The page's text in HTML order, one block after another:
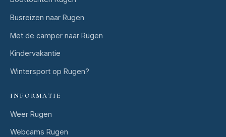
Busreizen naar Rugen
Met de camper naar Rügen
Kindervakantie
Wintersport op Rugen?
INFORMATIE
Weer Rugen
Webcams Rugen